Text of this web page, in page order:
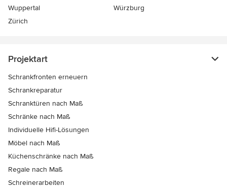
Wuppertal
Würzburg
Zürich
Projektart
Schrankfronten erneuern
Schrankreparatur
Schranktüren nach Maß
Schränke nach Maß
Individuelle Hifi-Lösungen
Möbel nach Maß
Küchenschränke nach Maß
Regale nach Maß
Schreinerarbeiten